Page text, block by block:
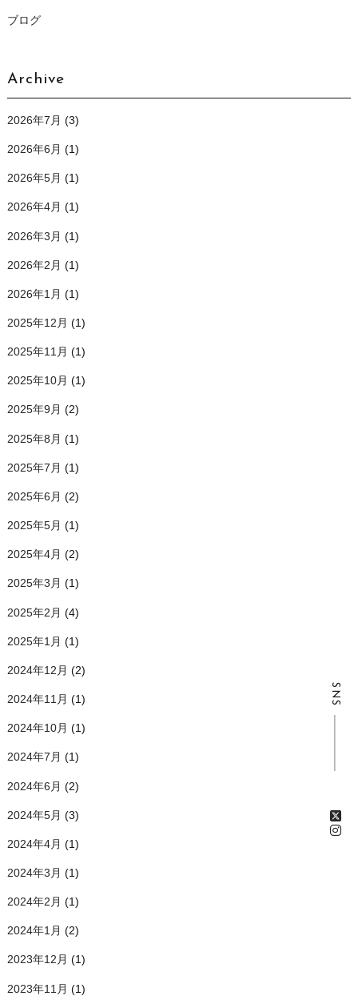
SNS
ブログ
Archive
2026年7月 (3)
2026年6月 (1)
2026年5月 (1)
2026年4月 (1)
2026年3月 (1)
2026年2月 (1)
2026年1月 (1)
2025年12月 (1)
2025年11月 (1)
2025年10月 (1)
2025年9月 (2)
2025年8月 (1)
2025年7月 (1)
2025年6月 (2)
2025年5月 (1)
2025年4月 (2)
2025年3月 (1)
2025年2月 (4)
2025年1月 (1)
2024年12月 (2)
2024年11月 (1)
2024年10月 (1)
2024年7月 (1)
2024年6月 (2)
2024年5月 (3)
2024年4月 (1)
2024年3月 (1)
2024年2月 (1)
2024年1月 (2)
2023年12月 (1)
2023年11月 (1)